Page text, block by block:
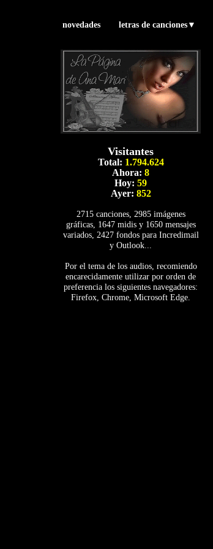
novedades letras de canciones▼
Visitantes
Total: 1.794.624
Ahora:8
Hoy:59
Ayer: 852
2715 canciones, 2985 imágenes
gráficas, 1647 midis y 1650 mensajes
variados, 2427 fondos para Incredimail
y Outlook...
Por el tema de los audios, recomiendo
encarecidamente utilizar por orden de
preferencia los siguientes navegadores:
Firefox, Chrome, Microsoft Edge.